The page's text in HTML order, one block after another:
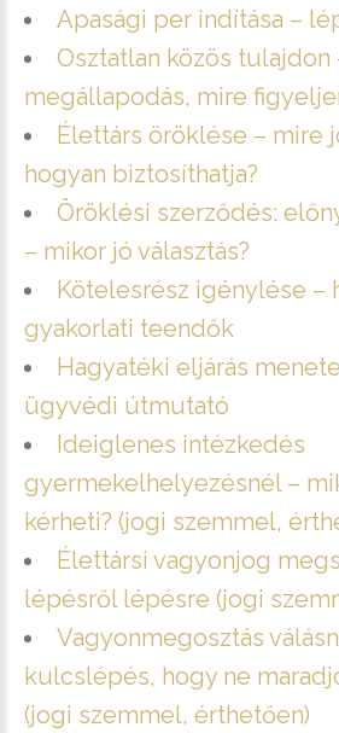
Apasági per indítása –
Osztatlan közös tulajdon
megállapodás, mire
Élettárs öröklése – mire
hogyan biztosíthatja?
Öröklési szerződés:
– mikor jó választás?
Kötelesrész igénylése –
gyakorlati teendők
Hagyatéki eljárás
ügyvédi útmutató
Ideiglenes intézkedés
gyermekelhelyezésnél –
kérheti? (jogi szemmel,
Élettársi vagyonjog
lépésről lépésre (jogi
Vagyonmegosztás
kulcslépés, hogy ne
(jogi szemmel, érthetően)